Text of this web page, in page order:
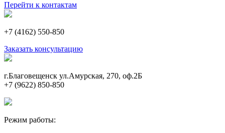
Перейти к контактам
+7 (4162) 550-850
Заказать консультацию
г.Благовещенск ул.Амурская, 270, оф.2Б
+7 (9622) 850-850
Режим работы: